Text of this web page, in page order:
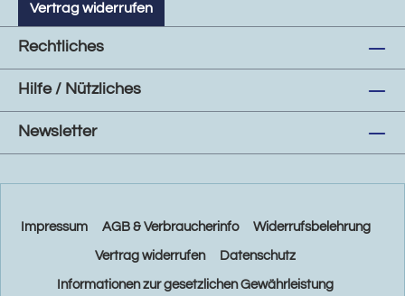
Vertrag widerrufen
Rechtliches
Hilfe / Nützliches
Newsletter
Impressum AGB & Verbraucherinfo Widerrufsbelehrung
Vertrag widerrufen Datenschutz
Informationen zur gesetzlichen Gewährleistung